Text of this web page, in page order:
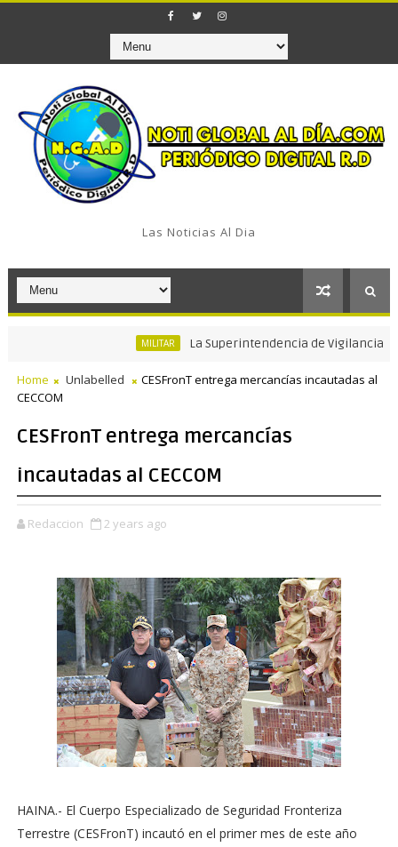
Las Noticias Al Dia
La Superintendencia de Vigilancia y
Home Unlabelled
CESFronT entrega mercancías incautadas al
CECCOM
CESFronT entrega mercancías
incautadas al CECCOM
Redaccion 2 years ago
HAINA.- El Cuerpo Especializado de Seguridad Fronteriza
Terrestre (CESFronT) incautó en el primer mes de este año